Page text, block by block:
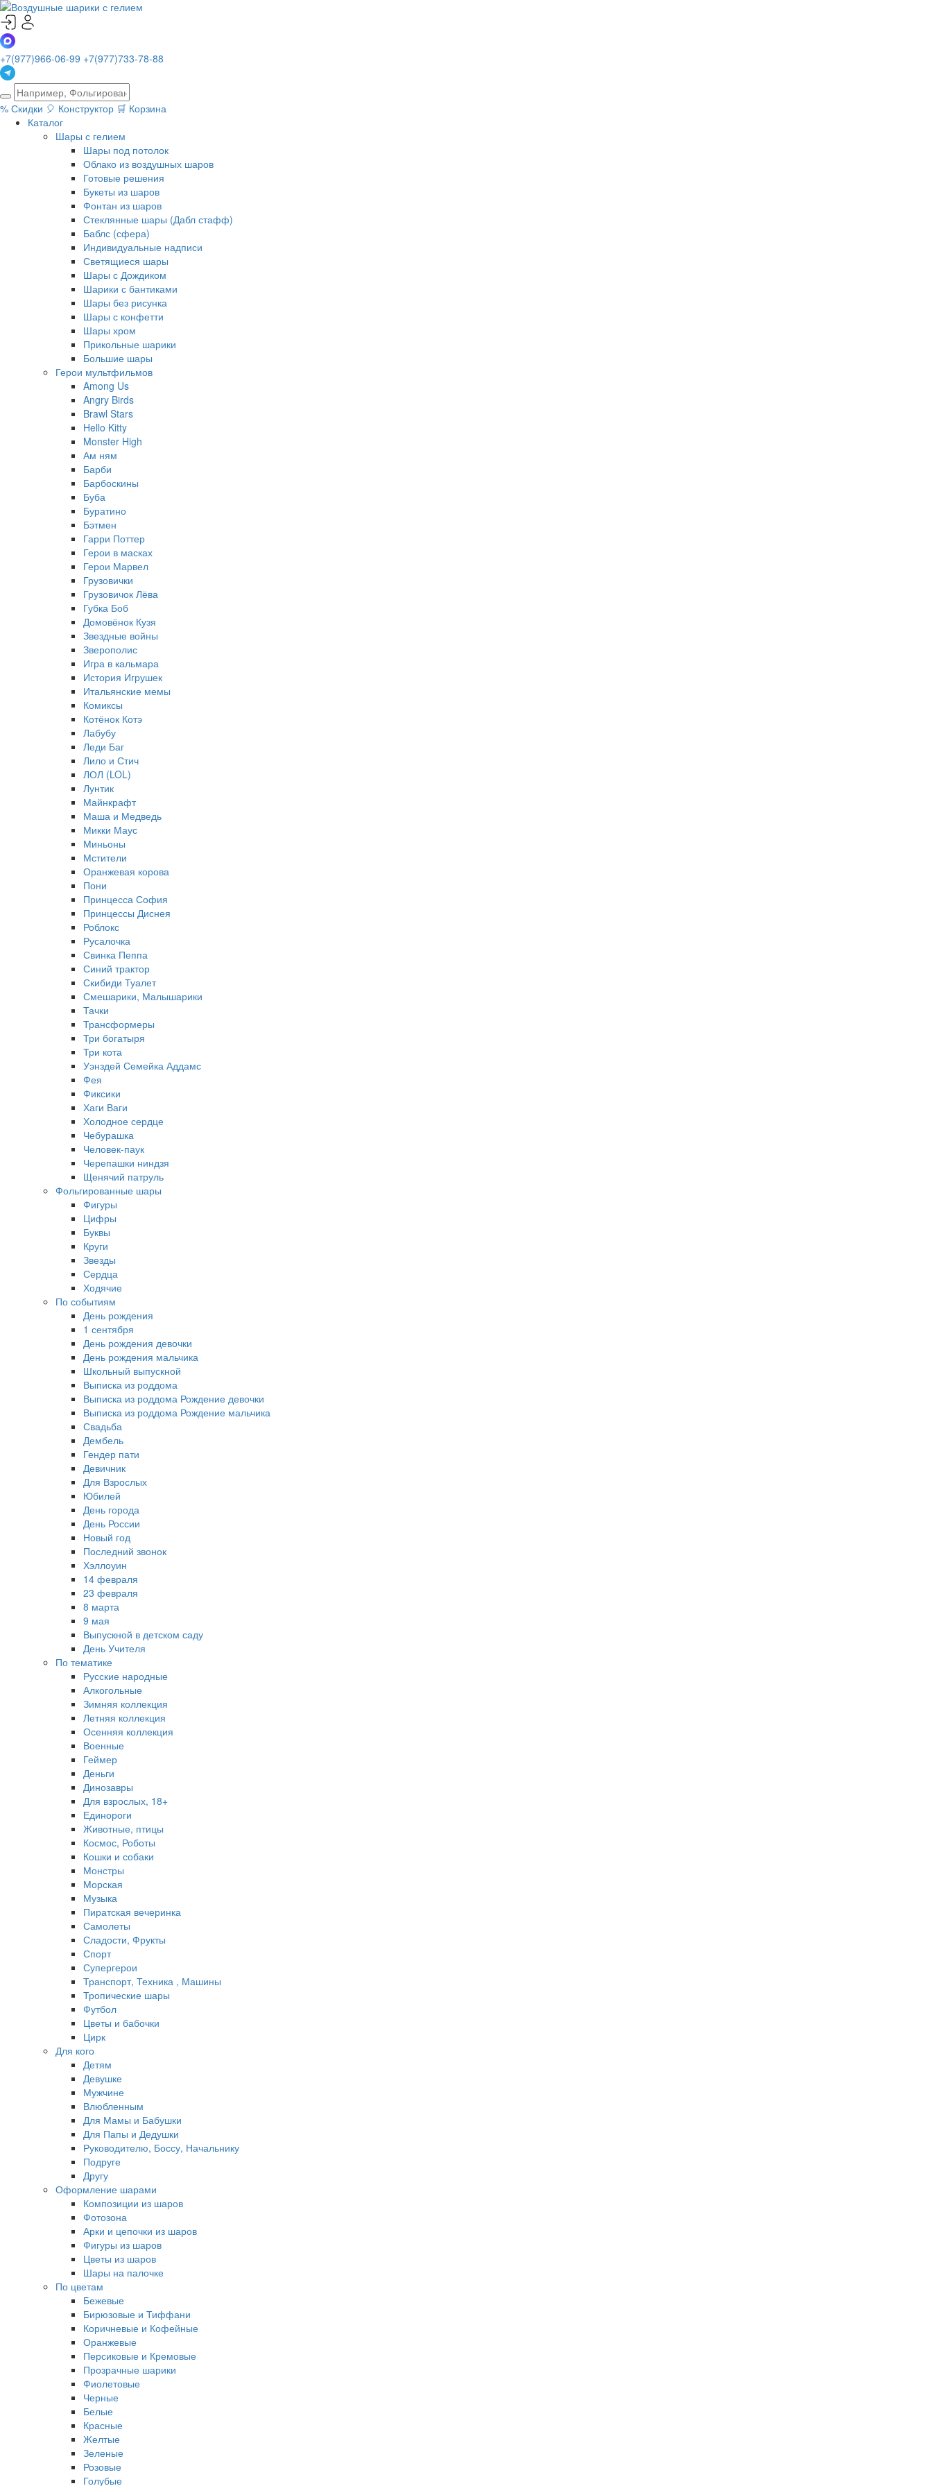
+7(977)966-06-99 +7(977)733-78-88
% Скидки 🎈 Конструктор 🛒 Корзина
Каталог
Шары с гелием
Шары под потолок
Облако из воздушных шаров
Готовые решения
Букеты из шаров
Фонтан из шаров
Стеклянные шары (Дабл стафф)
Баблс (сфера)
Индивидуальные надписи
Светящиеся шары
Шары с Дождиком
Шарики с бантиками
Шары без рисунка
Шары с конфетти
Шары хром
Прикольные шарики
Большие шары
Герои мультфильмов
Among Us
Angry Birds
Brawl Stars
Hello Kitty
Monster High
Ам ням
Барби
Барбоскины
Буба
Буратино
Бэтмен
Гарри Поттер
Герои в масках
Герои Марвел
Грузовички
Грузовичок Лёва
Губка Боб
Домовёнок Кузя
Звездные войны
Зверополис
Игра в кальмара
История Игрушек
Итальянские мемы
Комиксы
Котёнок Котэ
Лабубу
Леди Баг
Лило и Стич
ЛОЛ (LOL)
Лунтик
Майнкрафт
Маша и Медведь
Микки Маус
Миньоны
Мстители
Оранжевая корова
Пони
Принцесса София
Принцессы Диснея
Роблокс
Русалочка
Свинка Пеппа
Синий трактор
Скибиди Туалет
Смешарики, Малышарики
Тачки
Трансформеры
Три богатыря
Три кота
Уэнздей Семейка Аддамс
Фея
Фиксики
Хаги Ваги
Холодное сердце
Чебурашка
Человек-паук
Черепашки ниндзя
Щенячий патруль
Фольгированные шары
Фигуры
Цифры
Буквы
Круги
Звезды
Сердца
Ходячие
По событиям
День рождения
1 сентября
День рождения девочки
День рождения мальчика
Школьный выпускной
Выписка из роддома
Выписка из роддома Рождение девочки
Выписка из роддома Рождение мальчика
Свадьба
Дембель
Гендер пати
Девичник
Для Взрослых
Юбилей
День города
День России
Новый год
Последний звонок
Хэллоуин
14 февраля
23 февраля
8 марта
9 мая
Выпускной в детском саду
День Учителя
По тематике
Русские народные
Алкогольные
Зимняя коллекция
Летняя коллекция
Осенняя коллекция
Военные
Геймер
Деньги
Динозавры
Для взрослых, 18+
Единороги
Животные, птицы
Космос, Роботы
Кошки и собаки
Монстры
Морская
Музыка
Пиратская вечеринка
Самолеты
Сладости, Фрукты
Спорт
Супергерои
Транспорт, Техника , Машины
Тропические шары
Футбол
Цветы и бабочки
Цирк
Для кого
Детям
Девушке
Мужчине
Влюбленным
Для Мамы и Бабушки
Для Папы и Дедушки
Руководителю, Боссу, Начальнику
Подруге
Другу
Оформление шарами
Композиции из шаров
Фотозона
Арки и цепочки из шаров
Фигуры из шаров
Цветы из шаров
Шары на палочке
По цветам
Бежевые
Бирюзовые и Тиффани
Коричневые и Кофейные
Оранжевые
Персиковые и Кремовые
Прозрачные шарики
Фиолетовые
Черные
Белые
Красные
Желтые
Зеленые
Розовые
Голубые